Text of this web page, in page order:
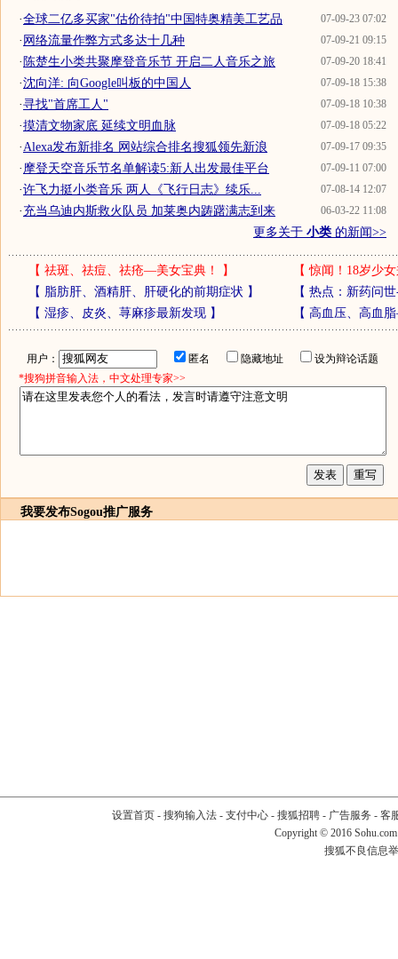
07-09-23 07:02
·全球二亿多买家"估价待拍"中国特奥精美工艺品
07-09-21 09:15
·网络流量作弊方式多达十几种
07-09-20 18:41
· 陈楚生小类共聚摩登音乐节 开启二人音乐之旅
07-09-18 15:38
·沈向洋: 向Google叫板的中国人
07-09-18 10:38
·寻找"首席工人"
07-09-18 05:22
·摸清文物家底 延续文明血脉
07-09-17 09:35
·Alexa发布新排名 网站综合排名搜狐领先新浪
07-09-11 07:00
·摩登天空音乐节名单解读5:新人出发最佳平台
07-08-14 12:07
·许飞力挺小类音乐 两人《飞行日志》续乐...
06-03-22 11:08
·充当乌迪内斯救火队员 加莱奥内踌躇满志到来
更多关于 小类 的新闻>>
【 祛斑、祛痘、祛疮—美女宝典！ 】 【惊闻！18岁少
【 脂肪肝、酒精肝、肝硬化的前期症状 】 【 热点：新药问
【 湿疹、皮炎、荨麻疹最新发现】 【 高血压、高血
用户： 匿名 隐藏地址
设为辩论话题
*搜狗拼音输入法，中文处理专家>>
我要发布Sogou推广服务
设置首页- 搜狗输入法- 支付中心- 搜狐招聘- 广告服务 - 客
Copyright © 2016
搜狐不良信息